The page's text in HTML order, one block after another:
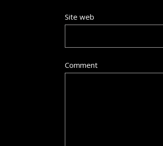
Site web
Comment